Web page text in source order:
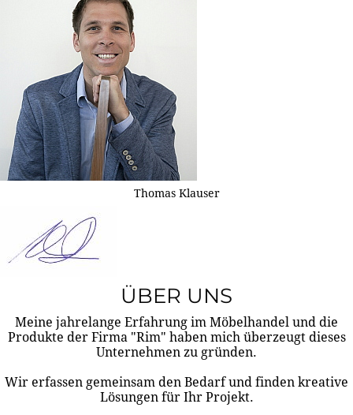
Thomas Klauser
ÜBER UNS
Meine jahrelange Erfahrung im Möbelhandel und die
Produkte der Firma "Rim" haben mich überzeugt dieses
Unternehmen zu gründen.
Wir erfassen gemeinsam den Bedarf und finden kreative
Lösungen für Ihr Projekt.